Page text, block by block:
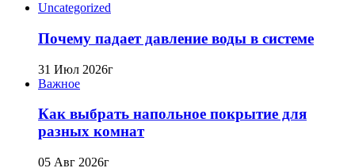
Uncategorized
Почему падает давление воды в системе
31 Июл 2026г
Важное
Как выбрать напольное покрытие для
разных комнат
05 Авг 2026г